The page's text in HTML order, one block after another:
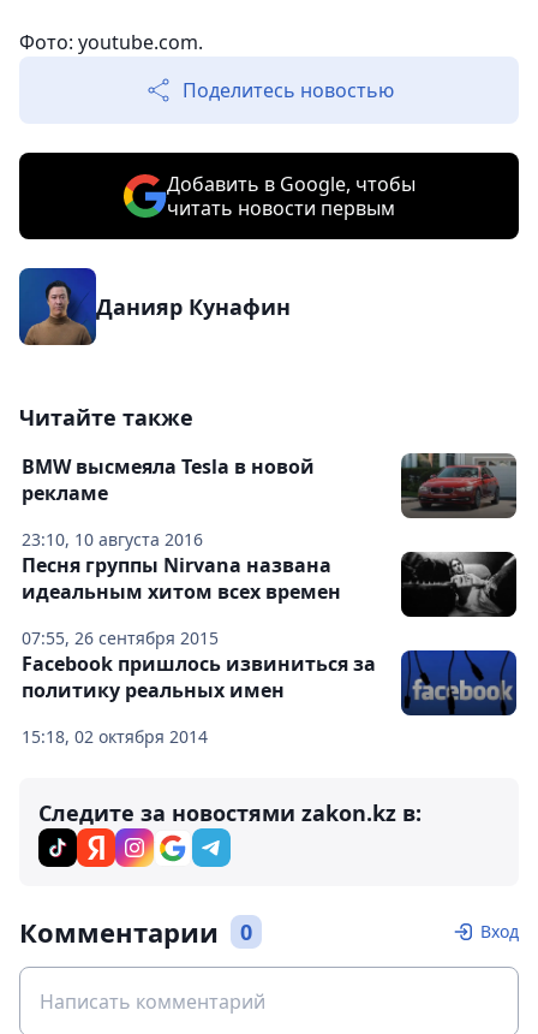
Фото: youtube.com.
Поделитесь новостью
Добавить в Google, чтобы
читать новости первым
Данияр Кунафин
Читайте также
23:10, 10 августа 2016
BMW высмеяла Tesla в новой
рекламе
07:55, 26 сентября 2015
Песня группы Nirvana названа
идеальным хитом всех времен
15:18, 02 октября 2014
Facebook пришлось извиниться за
политику реальных имен
Следите за новостями zakon.kz в:
Комментарии 0 Вход